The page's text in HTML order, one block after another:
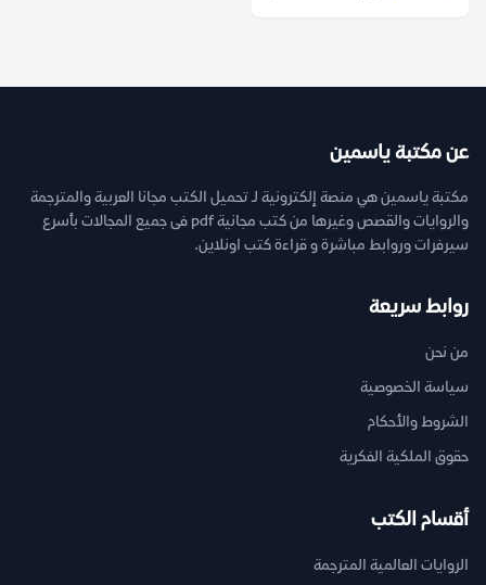
عن مكتبة ياسمين
مكتبة ياسمين هي منصة إلكترونية لـ تحميل الكتب مجانا العربية والمترجمة
والروايات والقصص وغيرها من كتب مجانية pdf فى جميع المجالات بأسرع
سيرفرات وروابط مباشرة و قراءة كتب اونلاين.
روابط سريعة
من نحن
سياسة الخصوصية
الشروط والأحكام
حقوق الملكية الفكرية
أقسام الكتب
الروايات العالمية المترجمة